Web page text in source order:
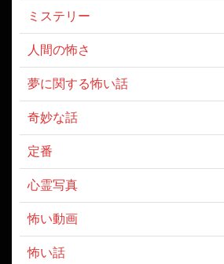
ミステリー
人間の怖さ
夢に関する怖い話
奇妙な話
定番
心霊写真
怖い動画
怖い話